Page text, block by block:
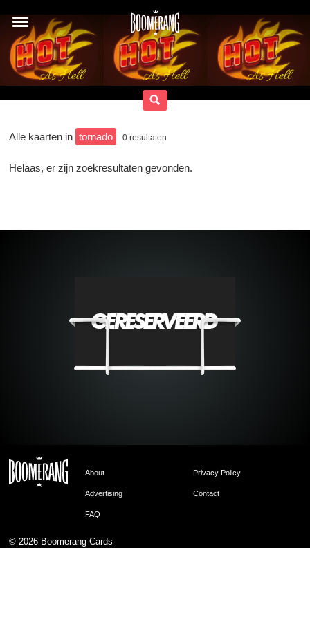
Alle kaarten in tornado 0 resultaten
Helaas, er zijn zoekresultaten gevonden.
About Privacy Policy
Advertising Contact
FAQ
© 2026 Boomerang Cards